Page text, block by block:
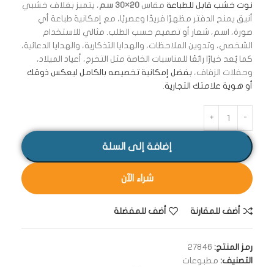
نوت خشب قابل للطباعة مقاس 20×30 سم
، يتميز بغلاف خشبي
أنيق يمنح الدفتر مظهرًا فريدًا وعصريًا، مع إمكانية طباعة أي
صورة، اسم، شعار أو تصميم حسب الطلب. مثالي للاستخدام
الشخصي، وتدوين الملاحظات، والهدايا التذكارية، والهدايا الدعائية،
كما يُعد خيارًا رائعًا للمناسبات الخاصة مثل التخرج، أعياد الميلاد،
وحفلات الزفاف، بفضل إمكانية تخصيصه بالكامل ليعكس ذوقك
أو هوية علامتك التجارية.
إضافة إلى السلة
شراء الآن
أضف للمقارنة أضف للمفضلة
رمز المنتج: 27846
التصنيف: مطبوعات